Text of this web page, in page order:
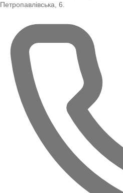
Петропавлівська, 6.